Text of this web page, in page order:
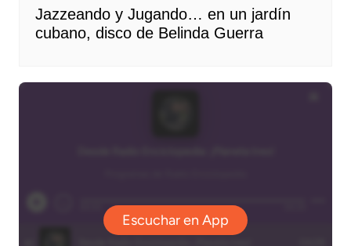
Jazzeando y Jugando… en un jardín
cubano, disco de Belinda Guerra